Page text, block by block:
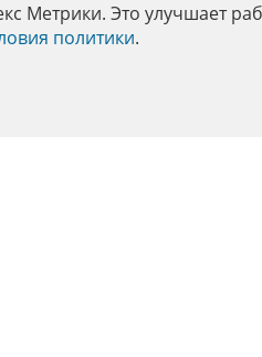
Это улучшает
политики.